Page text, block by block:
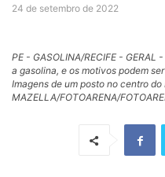
24 de setembro de 2022
PE - GASOLINA/RECIFE -
a gasolina, e os motivos podem
Imagens de um posto no centro
MAZELLA/FOTOARENA/